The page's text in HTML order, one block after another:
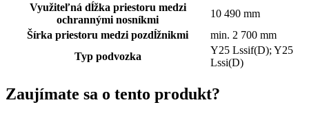
Využiteľná dĺžka priestoru medzi
ochrannými nosníkmi
10 490 mm
Šírka priestoru medzi pozdĺžnikmi
min. 2 700 mm
Typ podvozka
Y25 Lssif(D); Y25
Lssi(D)
Zaujímate sa o tento produkt?